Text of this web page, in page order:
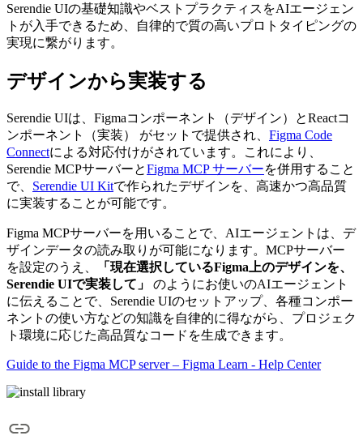
Serendie UIの基礎知識やベストプラクティスをAIエージェン
トが入手できるため、自律的で質の高いプロトタイピングの
実現に繋がります。
デザインから実装する
Serendie UIは、Figmaコンポーネント（デザイン）とReactコ
ンポーネント（実装） がセットで提供され、 Figma Code
Connectによる対応付けがされています。これにより、
Serendie MCPサーバーとFigma MCP サーバーを併用すること
で、 Serendie UI Kitで作られたデザインを、高速かつ高品質
に実装することが可能です。
Figma MCPサーバーを用いることで、AIエージェントは、デ
ザインデータの読み取りが可能になります。MCPサーバー
を設定のうえ、
「現在選択しているFigma上のデザインを、
Serendie UIで実装して」
のようにお使いのAIエージェント
に伝えることで、Serendie UIのセットアップ、各種コンポー
ネントの使い方などの知識を自律的に得ながら、プロジェク
ト環境に応じた高品質なコードを生成できます。
Guide to the Figma MCP server – Figma Learn - Help Center